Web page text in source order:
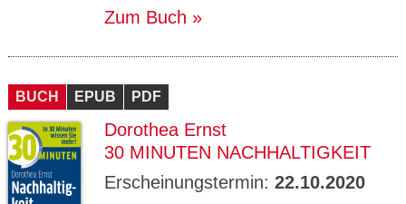
Zum Buch
BUCH EPUB PDF
Dorothea Ernst
30 MINUTEN NACHHALTIGKEIT
Erscheinungstermin: 22.10.2020